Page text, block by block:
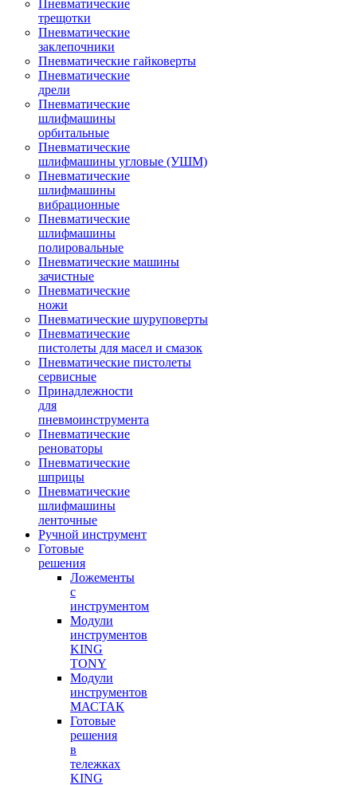
Пневматические
трещотки
Пневматические
заклепочники
Пневматические гайковерты
Пневматические
дрели
Пневматические
шлифмашины
орбитальные
Пневматические
шлифмашины угловые (УШМ)
Пневматические
шлифмашины
вибрационные
Пневматические
шлифмашины
полировальные
Пневматические машины
зачистные
Пневматические
ножи
Пневматические шуруповерты
Пневматические
пистолеты для масел и смазок
Пневматические пистолеты
сервисные
Принадлежности
для
пневмоинструмента
Пневматические
реноваторы
Пневматические
шприцы
Пневматические
шлифмашины
ленточные
Ручной инструмент
Готовые
решения
Ложементы
с
инструментом
Модули
инструментов
KING
TONY
Модули
инструментов
МАСТАК
Готовые
решения
в
тележках
KING